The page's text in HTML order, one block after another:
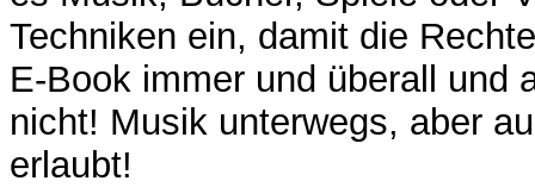
Techniken ein, damit die
E-Book immer und überall und
nicht! Musik unterwegs, aber
erlaubt!